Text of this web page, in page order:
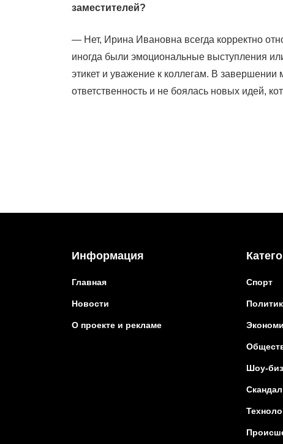
заместителей?
— Нет, Ирина Ивановна всегда корректно
иногда были эмоциональные выступления
этикет и уважение к коллегам. В завершении
ответственность и не боялась новых идей,
Информация
Главная
Новости
О проекте и рекламе
Спорт
Шоу-